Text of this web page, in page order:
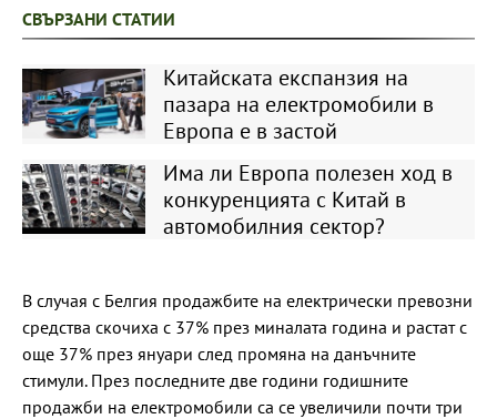
СВЪРЗАНИ СТАТИИ
Китайската експанзия на
пазара на електромобили в
Европа е в застой
Има ли Европа полезен ход в
конкуренцията с Китай в
автомобилния сектор?
В случая с Белгия продажбите на електрически превозни
средства скочиха с 37% през миналата година и растат с
още 37% през януари след промяна на данъчните
стимули. През последните две години годишните
продажби на електромобили са се увеличили почти три